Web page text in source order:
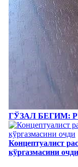
ГЎЗАЛ БЕГИМ:
Концептуалист
кўргазмасини очди